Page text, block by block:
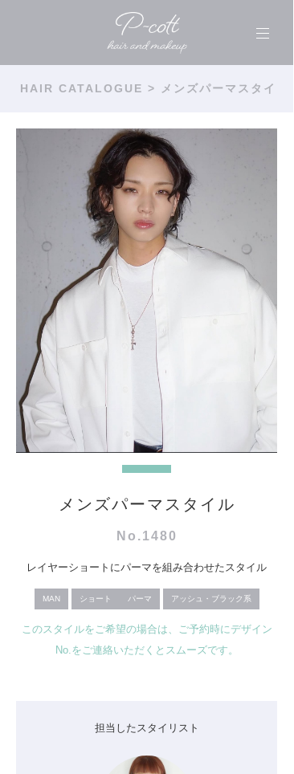
HAIR CATALOGUE > メンズパーマスタイ
メンズパーマスタイル
No.1480
レイヤーショートにパーマを組み合わせたスタイル
MAN ショート パーマ アッシュ・ブラック系
このスタイルをご希望の場合は、ご予約時にデザイン
No.をご連絡いただくとスムーズです。
担当したスタイリスト